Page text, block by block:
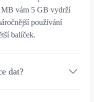
MB vám 5 GB vydrží
používání
balíček.
dat?